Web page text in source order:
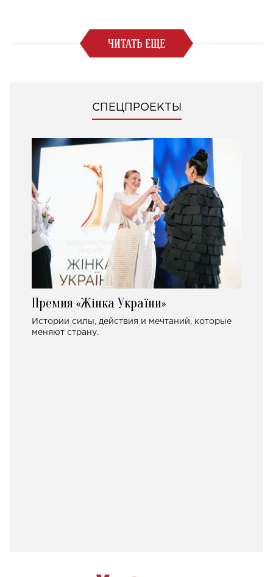
ЧИТАТЬ ЕЩЕ
СПЕЦПРОЕКТЫ
Премия «Жінка України»
Истории силы, действия и мечтаний, которые
меняют страну.